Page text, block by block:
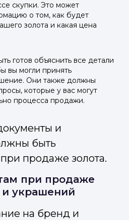
скупки. Это может
о том, как будет
золота и какая цена
готов объяснить все детали
вы могли принять
Они также должны
которые у вас могут
процесса продажи.
и
быть
продаже золота.
при продаже
и украшений
на бренд и